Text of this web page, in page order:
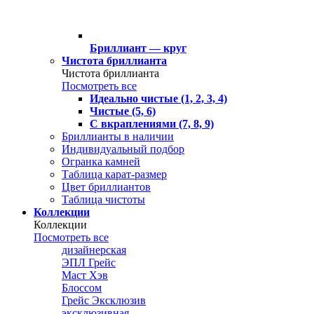
Бриллиант — круг
Чистота бриллианта
Чистота бриллианта
Посмотреть все
Идеально чистые (1, 2, 3, 4)
Чистые (5, 6)
С вкраплениями (7, 8, 9)
Бриллианты в наличии
Индивидуальный подбор
Огранка камней
Таблица карат-размер
Цвет бриллиантов
Таблица чистоты
Коллекции
Коллекции
Посмотреть все
дизайнерская
ЭПЛ Грейс
Маст Хэв
Блоссом
Грейс Эксклюзив